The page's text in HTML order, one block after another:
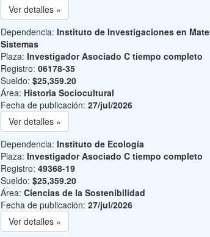
Ver detalles »
Dependencia: Instituto de Investigaciones en
Sistemas
Plaza: Investigador Asociado C tiempo completo
Registro: 06178-35
Sueldo: $25,359.20
Área: Historia Sociocultural
Fecha de publicación: 27/jul/2026
Ver detalles »
Dependencia: Instituto de Ecología
Plaza: Investigador Asociado C tiempo completo
Registro: 49368-19
Sueldo: $25,359.20
Área: Ciencias de la Sostenibilidad
Fecha de publicación: 27/jul/2026
Ver detalles »